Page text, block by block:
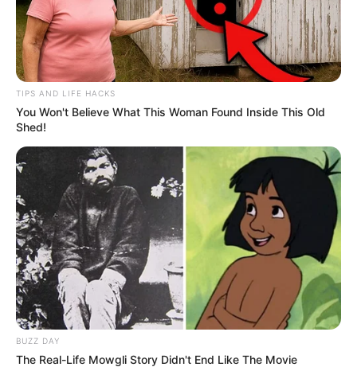
TIPS AND LIFE HACKS
You Won't Believe What This Woman Found Inside This Old
Shed!
BUZZ DAY
The Real-Life Mowgli Story Didn't End Like The Movie